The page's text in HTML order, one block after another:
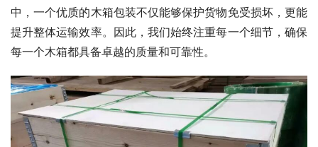
中，一个优质的木箱包装不仅能够保护货物免受损坏，更能
提升整体运输效率。因此，我们始终注重每一个细节，确保
每一个木箱都具备卓越的质量和可靠性。